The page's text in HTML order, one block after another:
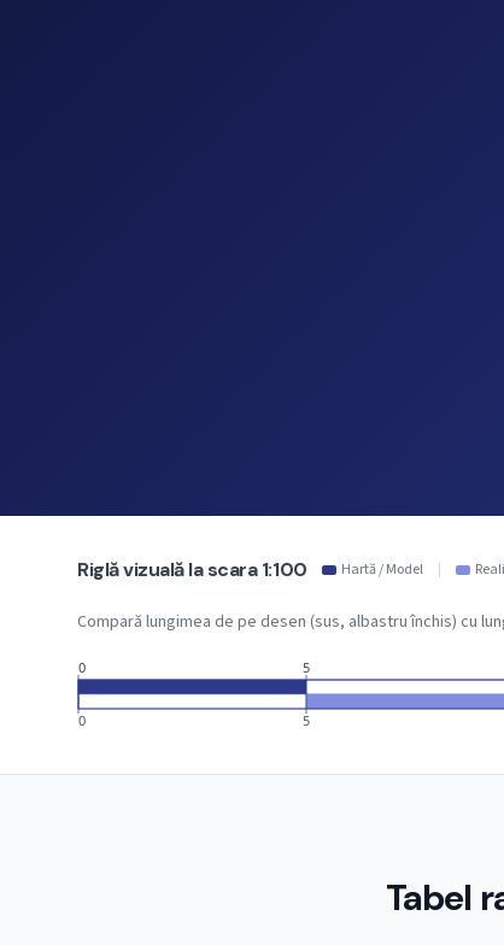
Riglă vizuală la scara 1:100 Hartă / Model |
Compară lungimea de pe desen (sus, albastru închis) cu
0
0
5
5
Tabel